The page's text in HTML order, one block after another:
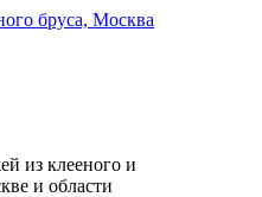
из клееного и
и области